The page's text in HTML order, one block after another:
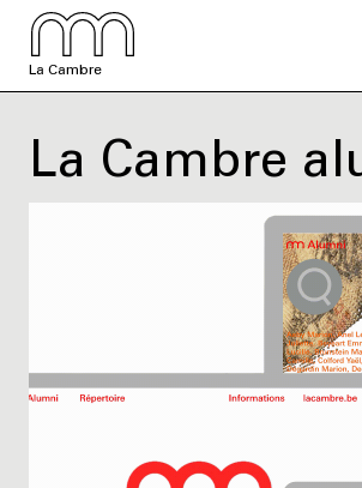
La Cambre
La Cambre